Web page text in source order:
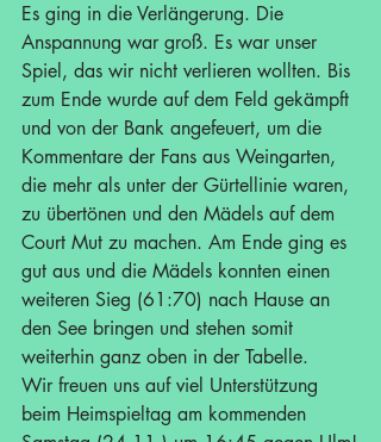
Es ging in die Verlängerung. Die
Anspannung war groß. Es war unser
Spiel, das wir nicht verlieren wollten. Bis
zum Ende wurde auf dem Feld gekämpft
und von der Bank angefeuert, um die
Kommentare der Fans aus Weingarten,
die mehr als unter der Gürtellinie waren,
zu übertönen und den Mädels auf dem
Court Mut zu machen. Am Ende ging es
gut aus und die Mädels konnten einen
weiteren Sieg (61:70) nach Hause an
den See bringen und stehen somit
weiterhin ganz oben in der Tabelle. ​
Wir freuen uns auf viel Unterstützung
beim Heimspieltag am kommenden